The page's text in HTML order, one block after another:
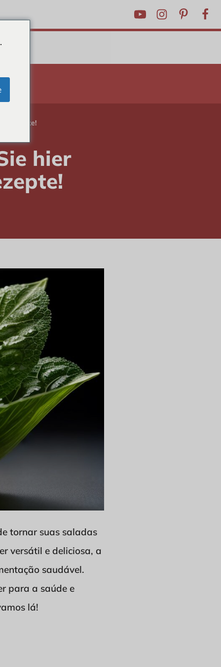
Rezepte!
hier
tornar suas saladas
versátil e deliciosa, a
saudável.
para a saúde e
lá!